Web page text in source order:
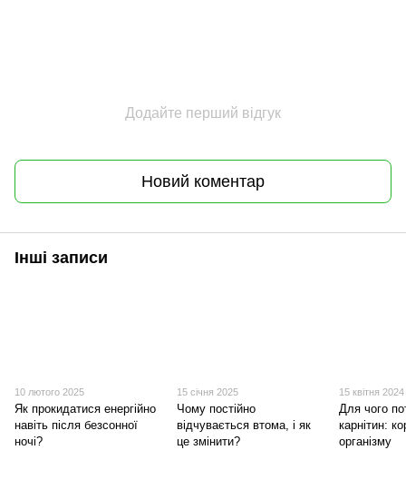
Додайте перший відгук
Новий коментар
Інші записи
10 лютого 2025
Як прокидатися енергійно
навіть після безсонної
ночі?
15 січня 2025
Чому постійно
відчувається втома, і як
це змінити?
15 квітня 2024
Для чого
карнітин:
організму